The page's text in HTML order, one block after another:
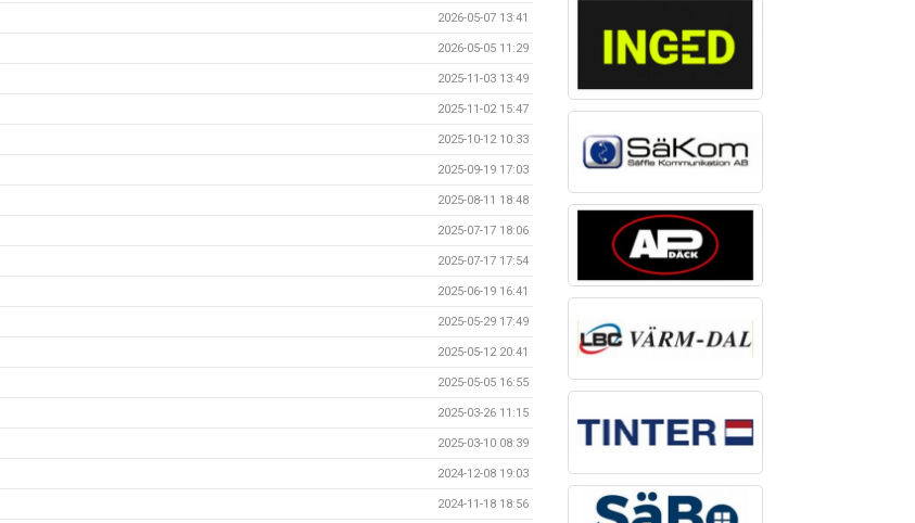
2026-05-07 13:41
2026-05-05 11:29
2025-11-03 13:49
2025-11-02 15:47
2025-10-12 10:33
2025-09-19 17:03
2025-08-11 18:48
2025-07-17 18:06
2025-07-17 17:54
2025-06-19 16:41
2025-05-29 17:49
2025-05-12 20:41
2025-05-05 16:55
2025-03-26 11:15
2025-03-10 08:39
2024-12-08 19:03
2024-11-18 18:56